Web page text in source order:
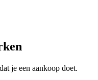
je een aankoop doet.